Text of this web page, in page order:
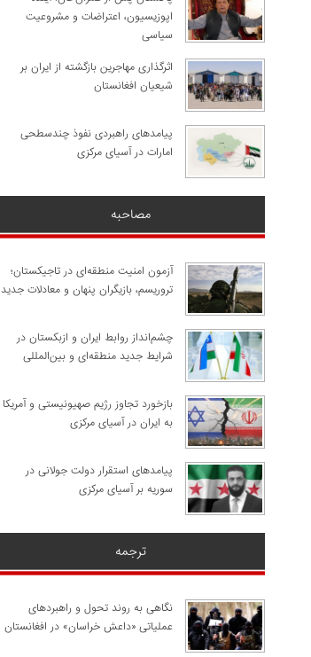
اپوزیسیون، اعتراضات و مشروعیت
سیاسی
اثرگذاری مهاجرین بازگشته از ایران بر
شیعیان افغانستان
پیامدهای راهبردی نفوذ چندسطحی
امارات در آسیای مرکزی
مصاحبه
آزمون امنیت منطقه‌ای در تاجیکستان؛
تروریسم، بازیگران پنهان و معادلات جدید
چشم‌انداز روابط ایران و ازبکستان در
شرایط جدید منطقه‌ای و بین‌المللی
​بازخورد تجاوز رژیم صهیونیستی و آمریکا
به ایران در آسیای مرکزی
پیامدهای استقرار دولت جولانی در
سوریه بر آسیای مرکزی
ترجمه
نگاهی به روند تحول و راهبردهای
عملیاتی «داعش خراسان» در افغانستان